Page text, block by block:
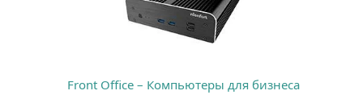
Front Office – Компьютеры для бизнеса